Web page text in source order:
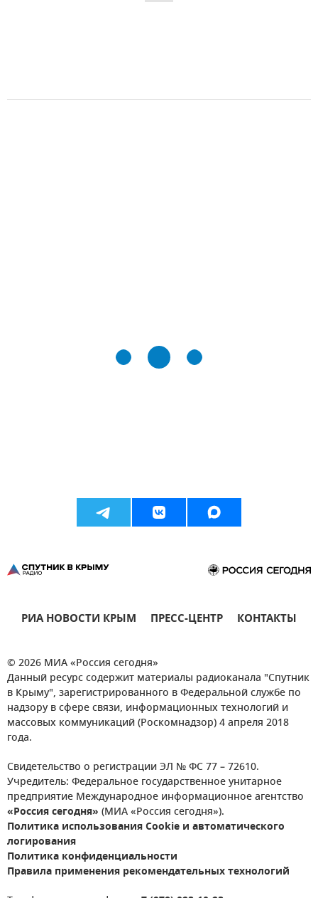
РИА НОВОСТИ КРЫМ ПРЕСС-ЦЕНТР КОНТАКТЫ
© 2026 МИА «Россия сегодня»
Данный ресурс содержит материалы радиоканала "Спутник
в Крыму", зарегистрированного в Федеральной службе по
надзору в сфере связи, информационных технологий и
массовых коммуникаций (Роскомнадзор) 4 апреля 2018
года.
Свидетельство о регистрации ЭЛ № ФС 77 – 72610.
Учредитель: Федеральное государственное унитарное
предприятие Международное информационное агентство
«Россия сегодня» (МИА «Россия сегодня»).
Политика использования Cookie и автоматического
логирования
Политика конфиденциальности
Правила применения рекомендательных технологий